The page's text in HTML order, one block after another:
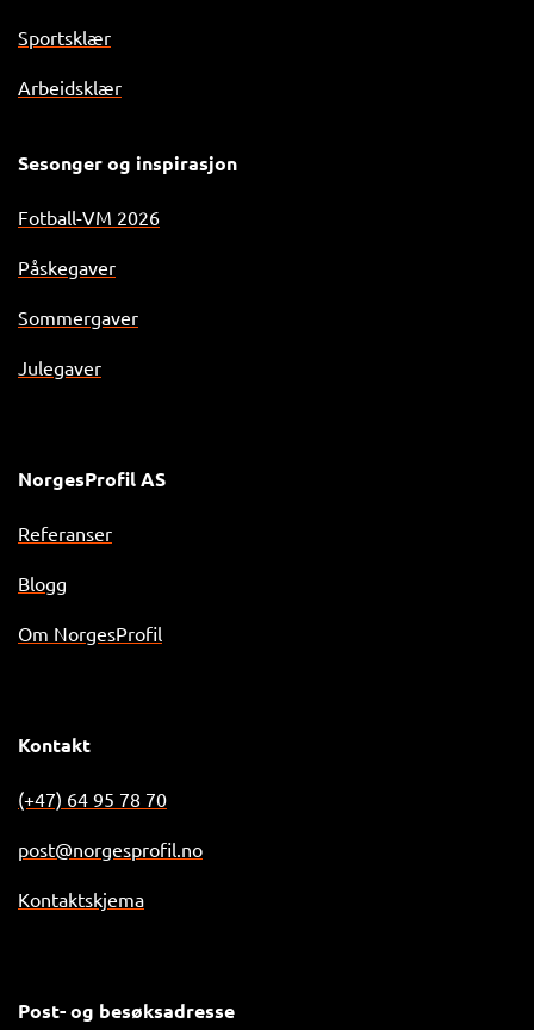
Sportsklær
Arbeidsklær
Sesonger og inspirasjon
Fotball-VM 2026
Påskegaver
Sommergaver
Julegaver
NorgesProfil AS
Referanser
Blogg
Om NorgesProfil
Kontakt
(+47) 64 95 78 70
post@norgesprofil.no
Kontaktskjema
Post- og besøksadresse